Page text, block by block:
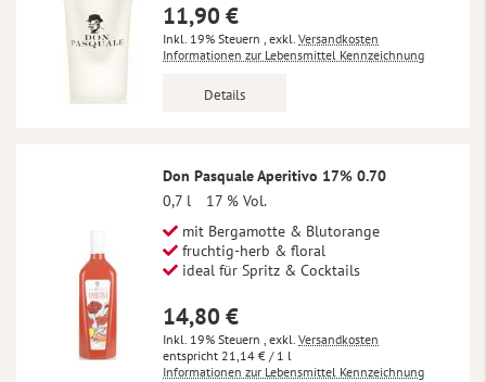
11,90 €
Inkl. 19% Steuern , exkl. Versandkosten
Informationen zur Lebensmittel Kennzeichnung
Details
Don Pasquale Aperitivo 17% 0.70
0,7 l
17 % Vol.
mit Bergamotte & Blutorange
fruchtig-herb & floral
ideal für Spritz & Cocktails
14,80 €
Inkl. 19% Steuern , exkl. Versandkosten
21,14 € / 1 l
Informationen zur Lebensmittel Kennzeichnung